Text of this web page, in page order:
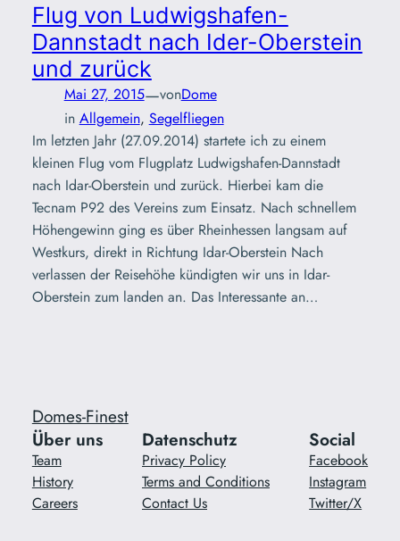
Flug von Ludwigshafen-
Dannstadt nach Ider-Oberstein
und zurück
Mai 27, 2015—vonDome
in Allgemein, Segelfliegen
Im letzten Jahr (27.09.2014) startete ich zu einem
kleinen Flug vom Flugplatz Ludwigshafen-Dannstadt
nach Idar-Oberstein und zurück. Hierbei kam die
Tecnam P92 des Vereins zum Einsatz. Nach schnellem
Höhengewinn ging es über Rheinhessen langsam auf
Westkurs, direkt in Richtung Idar-Oberstein Nach
verlassen der Reisehöhe kündigten wir uns in Idar-
Oberstein zum landen an. Das Interessante an…
Domes-Finest
Über uns
Team
History
Careers
Datenschutz
Privacy Policy
Terms and Conditions
Contact Us
Social
Facebook
Instagram
Twitter/X